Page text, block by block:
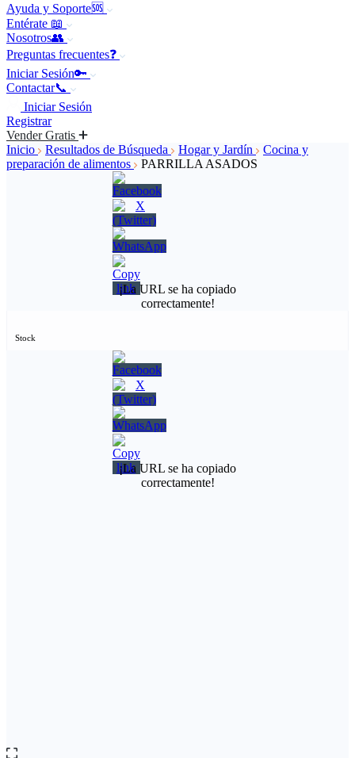
Ayuda y Soporte🆘
Entérate 📖
Nosotros👥
Preguntas frecuentes❓
Iniciar Sesión🔑
Contactar📞
Iniciar Sesión
Registrar
Vender Gratis
Inicio
Resultados de Búsqueda Hogar y Jardín
Cocina y
preparación de alimentos
PARRILLA ASADOS
¡La URL se ha copiado
correctamente!
Stock
¡La URL se ha copiado
correctamente!